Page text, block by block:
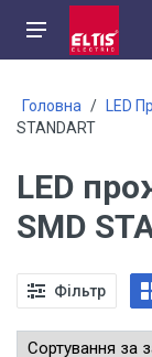
Головна / LED
STANDART
LED
SMD
Фільтр